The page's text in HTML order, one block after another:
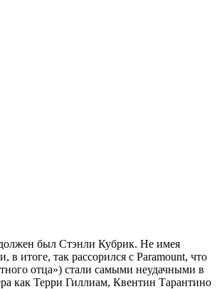
был Стэнли Кубрик. Не имея
итоге, так рассорился с Paramount, что
отца») стали самыми неудачными в
как Терри Гиллиам, Квентин Тарантино